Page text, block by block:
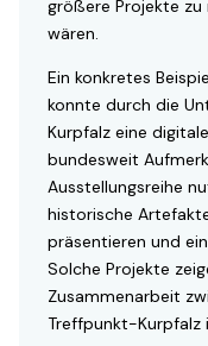
größere Projekte zu
wären.
Ein konkretes
konnte durch die
Kurpfalz eine
bundesweit
Ausstellungsreihe
historische
präsentieren und
Solche Projekte
Zusammenarbeit
Treffpunkt-Kurpfalz